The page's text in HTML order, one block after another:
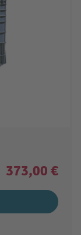
373,00 €